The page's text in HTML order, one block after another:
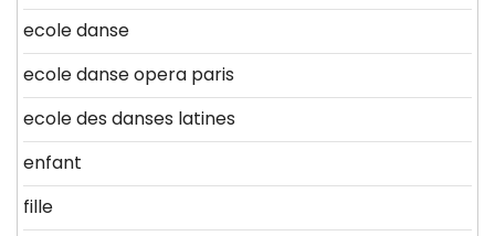
ecole danse
ecole danse opera paris
ecole des danses latines
enfant
fille